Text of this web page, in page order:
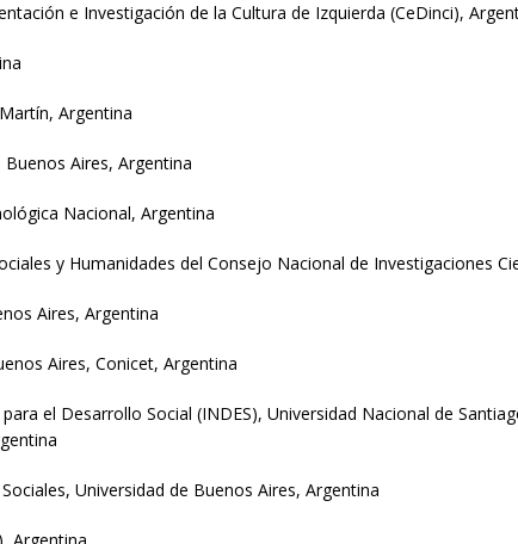
e Investigación de la Cultura de Izquierda (CeDinci),
Argentina
Aires, Argentina
Nacional, Argentina
y Humanidades del Consejo Nacional de Investigaciones
Aires, Argentina
Aires, Conicet, Argentina
el Desarrollo Social (INDES), Universidad Nacional de
Universidad de Buenos Aires, Argentina